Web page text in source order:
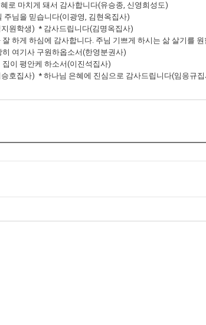
로 마치게 돼서 감사합니다(유승종, 신영희성도)
주님을 믿습니다(이광영, 김현옥집사)
원학생) * 감사드립니다(김명옥집사)
하게 하심에 감사합니다. 주님 기쁘게 하시는 삶 살기를
여기사 구원하옵소서(한영분권사)
이 평안케 하소서(이진석집사)
호집사) * 하나님 은혜에 진심으로 감사드립니다(임응규